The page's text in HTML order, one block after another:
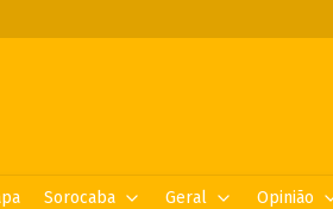
Sorocaba Geral Opinião